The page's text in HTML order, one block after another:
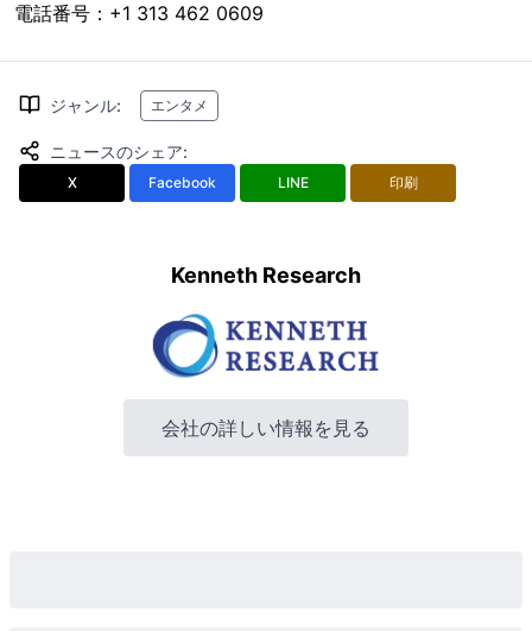
電話番号：+1 313 462 0609
ジャンル: エンタメ
ニュースのシェア:
X Facebook LINE 印刷
Kenneth Research
会社の詳しい情報を見る